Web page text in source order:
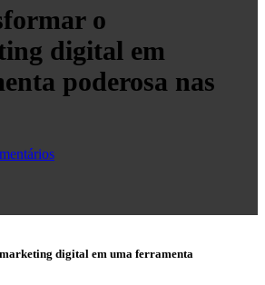
o
digital em
poderosa nas
digital em uma ferramenta